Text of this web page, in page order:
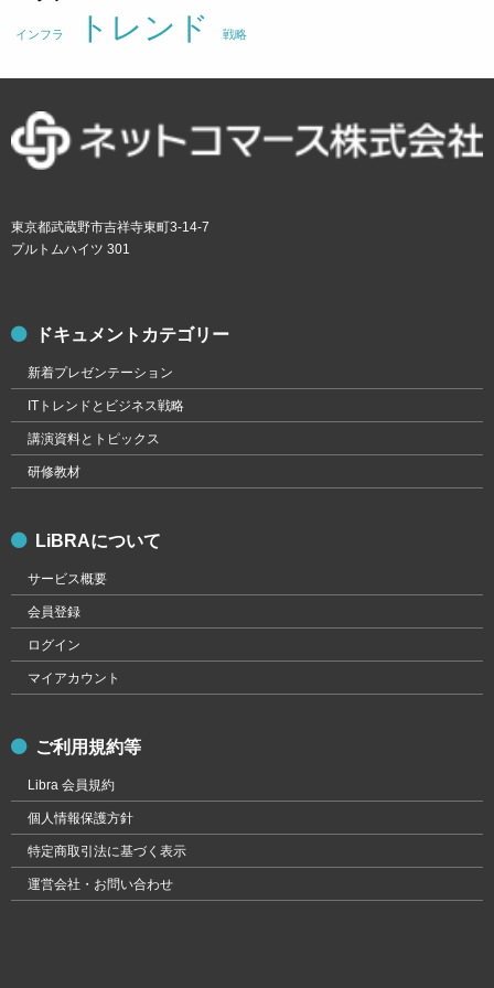
インフラ トレンド 戦略
東京都武蔵野市吉祥寺東町3-14-7
プルトムハイツ 301
ドキュメントカテゴリー
新着プレゼンテーション
ITトレンドとビジネス戦略
講演資料とトピックス
研修教材
LiBRAについて
サービス概要
会員登録
ログイン
マイアカウント
ご利用規約等
Libra 会員規約
個人情報保護方針
特定商取引法に基づく表示
運営会社・お問い合わせ